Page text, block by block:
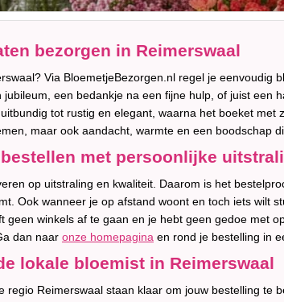
bezorgen in Reimerswaal
Via BloemetjeBezorgen.nl regel je eenvoudig
een bedankje na een fijne hulp, of juist een
tot rustig en elegant, waarna het boeket met
maar ook aandacht, warmte en een boodschap
met persoonlijke
op uitstraling en kwaliteit. Daarom is het
Ook wanneer je op afstand woont en toch iets wilt
winkels af te gaan en je hebt geen gedoe met
dan naar onze homepagina en rond je bestelling in
lokale bloemist in Reimerswaal
regio Reimerswaal staan klaar om jouw bestelling te